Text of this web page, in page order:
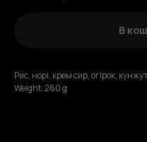
В
Рис, норі, крем сир, огірок,
Weight: 260 g